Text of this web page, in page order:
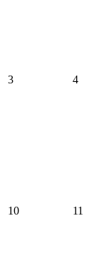
3 4
10 11